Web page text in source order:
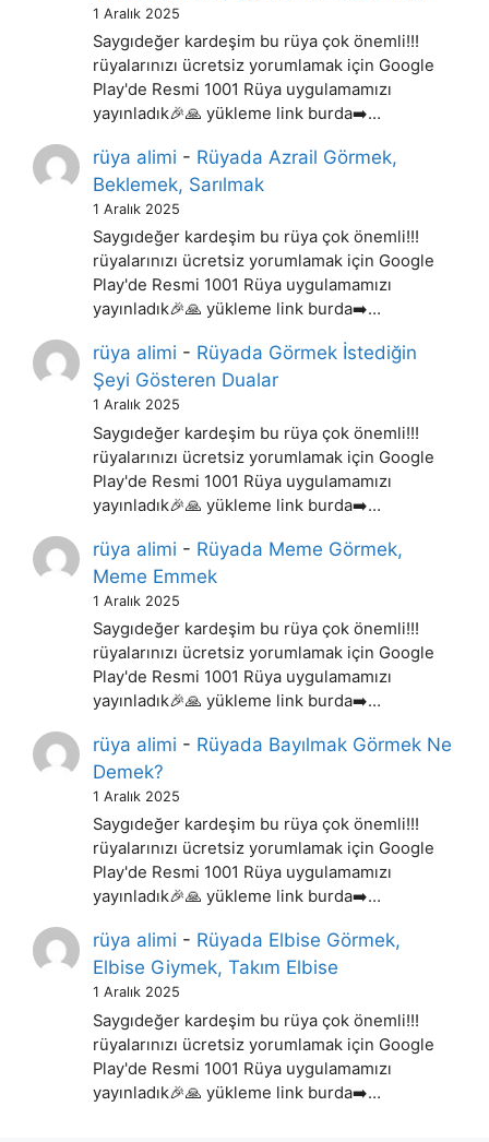
1 Aralık 2025
Saygıdeğer kardeşim bu rüya çok önemli!!!
rüyalarınızı ücretsiz yorumlamak için Google
Play'de Resmi 1001 Rüya uygulamamızı
yayınladık🎉🙏 yükleme link burda➡️…
rüya alimi - Rüyada Azrail Görmek,
Beklemek, Sarılmak
1 Aralık 2025
Saygıdeğer kardeşim bu rüya çok önemli!!!
rüyalarınızı ücretsiz yorumlamak için Google
Play'de Resmi 1001 Rüya uygulamamızı
yayınladık🎉🙏 yükleme link burda➡️…
rüya alimi - Rüyada Görmek İstediğin
Şeyi Gösteren Dualar
1 Aralık 2025
Saygıdeğer kardeşim bu rüya çok önemli!!!
rüyalarınızı ücretsiz yorumlamak için Google
Play'de Resmi 1001 Rüya uygulamamızı
yayınladık🎉🙏 yükleme link burda➡️…
rüya alimi - Rüyada Meme Görmek,
Meme Emmek
1 Aralık 2025
Saygıdeğer kardeşim bu rüya çok önemli!!!
rüyalarınızı ücretsiz yorumlamak için Google
Play'de Resmi 1001 Rüya uygulamamızı
yayınladık🎉🙏 yükleme link burda➡️…
rüya alimi - Rüyada Bayılmak Görmek Ne
Demek?
1 Aralık 2025
Saygıdeğer kardeşim bu rüya çok önemli!!!
rüyalarınızı ücretsiz yorumlamak için Google
Play'de Resmi 1001 Rüya uygulamamızı
yayınladık🎉🙏 yükleme link burda➡️…
rüya alimi - Rüyada Elbise Görmek,
Elbise Giymek, Takım Elbise
1 Aralık 2025
Saygıdeğer kardeşim bu rüya çok önemli!!!
rüyalarınızı ücretsiz yorumlamak için Google
Play'de Resmi 1001 Rüya uygulamamızı
yayınladık🎉🙏 yükleme link burda➡️…